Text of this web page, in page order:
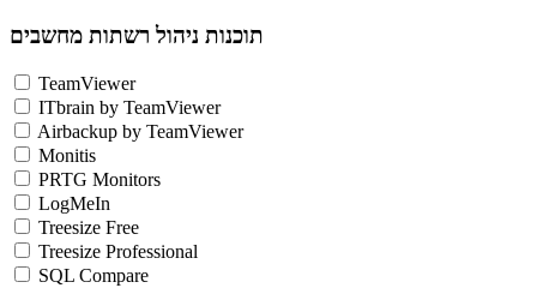
תוכנות ניהול רשתות מחשבים
TeamViewer
ITbrain by TeamViewer
Airbackup by TeamViewer
Monitis
PRTG Monitors
LogMeIn
Treesize Free
Treesize Professional
SQL Compare